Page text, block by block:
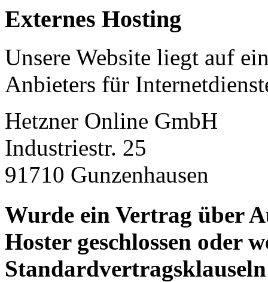
Externes Hosting
Unsere Website liegt auf
Anbieters für
Hetzner Online GmbH
Industriestr. 25
91710 Gunzenhausen
Wurde ein Vertrag über
Hoster geschlossen oder